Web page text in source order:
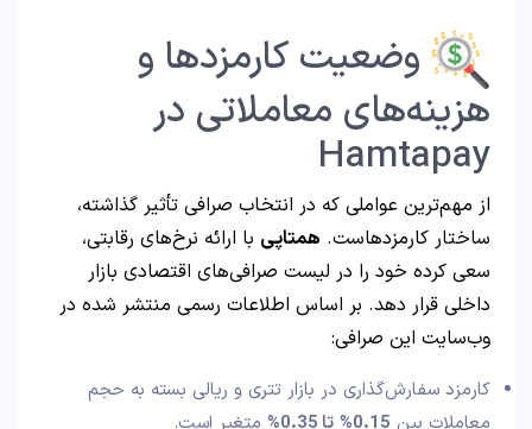
وضعیت کارمزدها و
هزینه‌های معاملاتی در
Hamtapay
از مهم‌ترین عواملی که در انتخاب صرافی تأثیر گذاشته،
ساختار کارمزدهاست. همتاپی با ارائه نرخ‌های رقابتی،
سعی کرده خود را در لیست صرافی‌های اقتصادی بازار
داخلی قرار دهد. بر اساس اطلاعات رسمی منتشر شده در
وب‌سایت این صرافی:
کارمزد سفارش‌گذاری در بازار تتری و ریالی بسته به حجم